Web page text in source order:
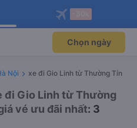
ngay!
viên độc
Mở app
vé máy bay qua
Mở app
Chọn ngày
Nội xe đi Gio Linh từ Thường Tín
đi Gio Linh từ Thường
vé ưu đãi nhất: 3